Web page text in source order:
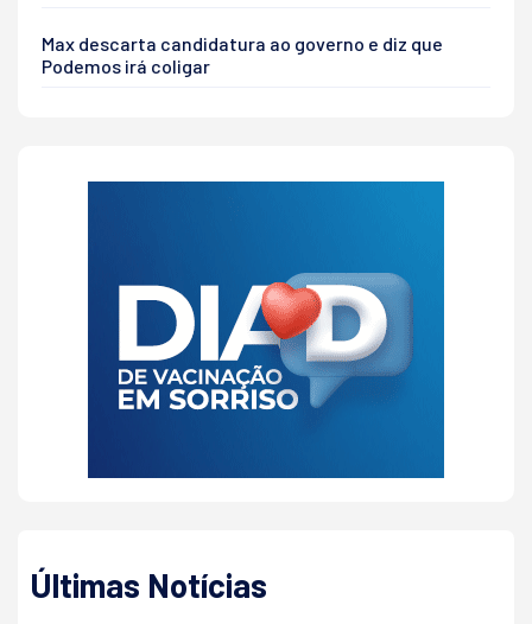
Max descarta candidatura ao governo e diz que
Podemos irá coligar
Últimas Notícias